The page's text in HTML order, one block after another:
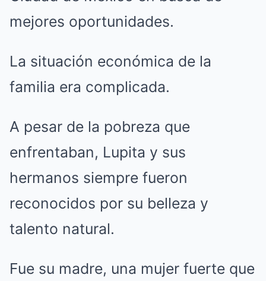
mejores oportunidades.
La situación económica de la
familia era complicada.
A pesar de la pobreza que
enfrentaban, Lupita y sus
hermanos siempre fueron
reconocidos por su belleza y
talento natural.
Fue su madre, una mujer fuerte que